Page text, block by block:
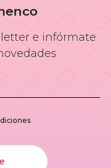
e infórmate